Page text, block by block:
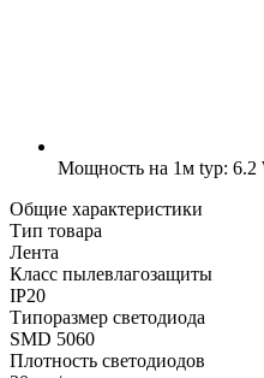
Мощность на 1м typ: 6.2
Общие характеристики
Тип товара
Лента
Класс пылевлагозащиты
IP20
Типоразмер светодиода
SMD 5060
Плотность светодиодов